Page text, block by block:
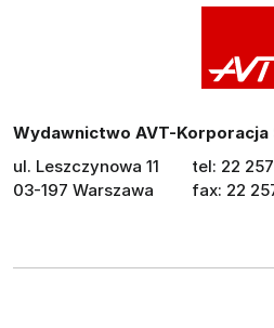
Wydawnictwo AVT-Korporacja
ul. Leszczynowa 11
03-197 Warszawa
tel: 22
fax: 22